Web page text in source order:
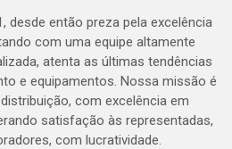
desde então preza pela excelência
com uma equipe altamente
atenta as últimas tendências
e equipamentos. Nossa missão é
com excelência em
satisfação às representadas,
com lucratividade.